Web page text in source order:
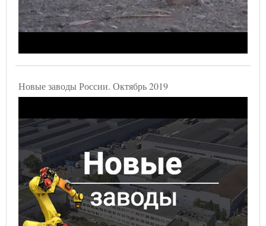
Новые заводы России. Октябрь 2019